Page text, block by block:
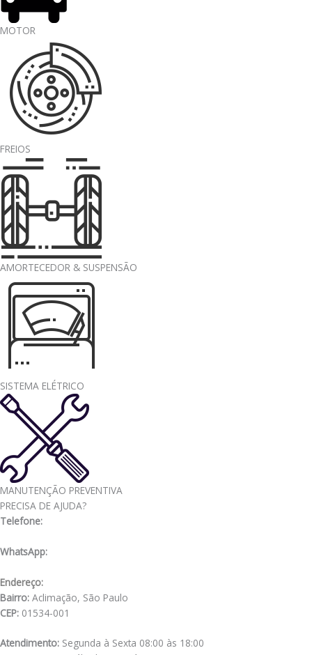
MOTOR
FREIOS
AMORTECEDOR & SUSPENSÃO
SISTEMA ELÉTRICO
MANUTENÇÃO PREVENTIVA
PRECISA DE AJUDA?
Telefone:
WhatsApp:
Endereço:
Bairro: Aclimação, São Paulo
CEP: 01534-001
Atendimento: Segunda à Sexta 08:00 às 18:00